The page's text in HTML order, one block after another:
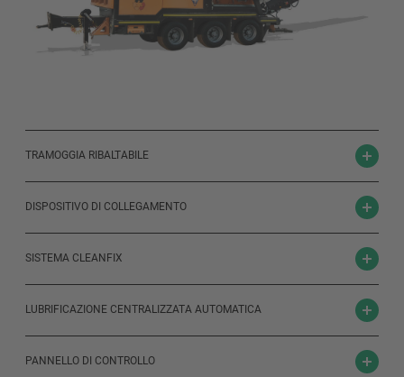
TRAMOGGIA RIBALTABILE
DISPOSITIVO DI COLLEGAMENTO
SISTEMA CLEANFIX
LUBRIFICAZIONE CENTRALIZZATA AUTOMATICA
PANNELLO DI CONTROLLO